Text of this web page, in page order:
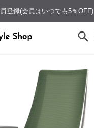
登録(会員はいつでも5％OFF)